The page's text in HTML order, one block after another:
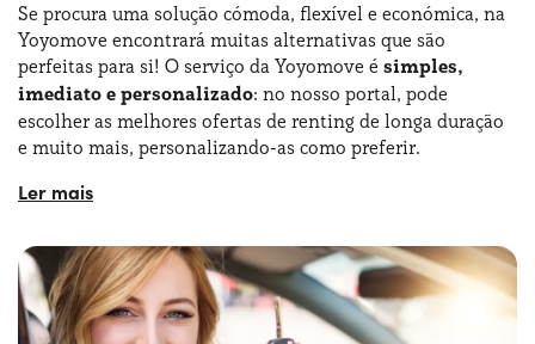
Se procura uma solução cómoda, flexível e económica, na
Yoyomove encontrará muitas alternativas que são
perfeitas para si! O serviço da Yoyomove é simples,
imediato e personalizado: no nosso portal, pode
escolher as melhores ofertas de renting de longa duração
e muito mais, personalizando-as como preferir.
Pode fazê-lo em total autonomia, navegando entre as
as suas preferências, ou pode pedir apoio a um dos nossos
consultores especializadosa qualquer momento. E se é
uma pessoa atenta às dinâmicas ecológicas que quer
experimentar novas formas de mobilidade, pode também